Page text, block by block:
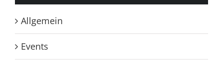
Kategorien
Allgemein